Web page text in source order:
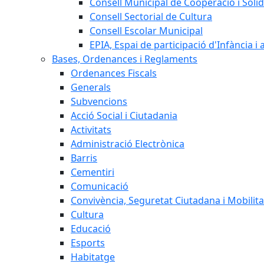
Consell Sectorial de Cultura
Consell Escolar Municipal
EPIA, Espai de participació d'Infància i
Bases, Ordenances i Reglaments
Ordenances Fiscals
Generals
Subvencions
Acció Social i Ciutadania
Activitats
Administració Electrònica
Barris
Cementiri
Comunicació
Convivència, Seguretat Ciutadana i
Cultura
Educació
Esports
Habitatge